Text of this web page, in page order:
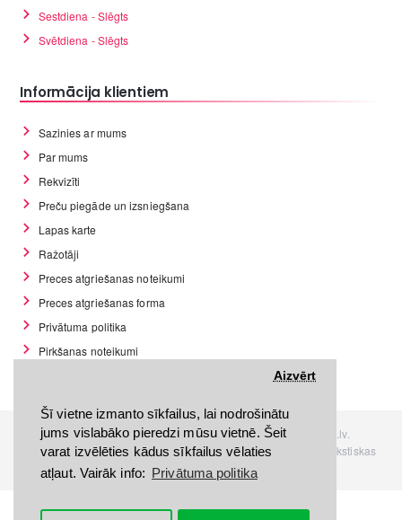
Šī vietne izmanto sīkfailus, lai nodrošinātu
jums vislabāko pieredzi mūsu vietnē. Šeit
varat izvēlēties kādus sīkfailus vēlaties
atļaut. Vairāk info: Privātuma politika
Aizvērt
Sestdiena - Slēgts
Svētdiena - Slēgts
Informācija klientiem
Sazinies ar mums
Par mums
Rekvizīti
Preču piegāde un izsniegšana
Lapas karte
Ražotāji
Preces atgriešanas noteikumi
Preces atgriešanas forma
Privātuma politika
Pirkšanas noteikumi
Visas tiesības rezervētas. Interneta veikals www.Discomania.lv.
Jebkuras Discomania.lv informācijas pārpublicēšana, bez rakstiskas
atļaujas, stingri aizliegta.